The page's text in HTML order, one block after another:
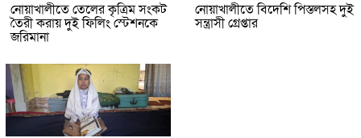
নোয়াখালীতে তেলের কৃত্রিম সংকট
তৈরী করায় দুই ফিলিং স্টেশনকে
জরিমানা
নোয়াখালীতে বিদেশি পিস্তলসহ দুই
সন্ত্রাসী গ্রেপ্তার